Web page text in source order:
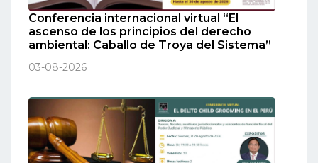
Conferencia internacional virtual “El
ascenso de los principios del derecho
ambiental: Caballo de Troya del Sistema”
03-08-2026